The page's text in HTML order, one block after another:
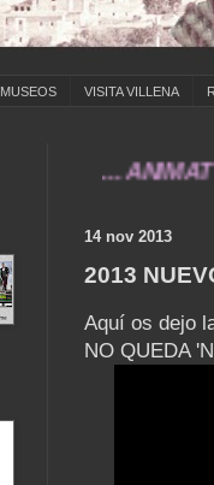
MUSEOS VISITA VILLENA
... ANÍMATE A
14 nov 2013
2013
Aquí os dejo
NO QUEDA